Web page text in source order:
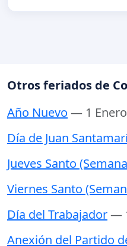
Otros feriados de
Año Nuevo — 1 Enero
Día de Juan
Jueves Santo
Viernes Santo
Día del Trabajador—
Anexión del Partido